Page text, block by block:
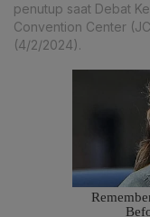
penutup saat Debat
Convention Center
(4/2/2024).